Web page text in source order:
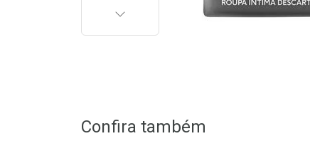
PRÓXIMA
Confira também